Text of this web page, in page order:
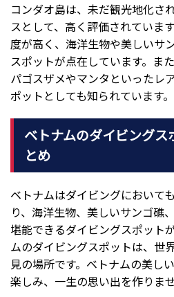
コンダオ島は、未だ観光地化さ
スとして、高く評価されていま
度が高く、海洋生物や美しいサ
スポットが点在しています。ま
パゴスザメやマンタといったレ
ポットとしても知られています。
ベトナムのダイビングス
とめ
ベトナムはダイビングにおいて
り、海洋生物、美しいサンゴ礁
堪能できるダイビングスポット
ムのダイビングスポットは、世
見の場所です。ベトナムの美し
楽しみ、一生の思い出を作りま